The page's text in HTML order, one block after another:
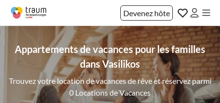
Devenez hôte
Appartements de vacances pour les familles
dans Vasilikos
Trouvez votre location de vacances de rêve et réservez parmi
0 Locations de Vacances